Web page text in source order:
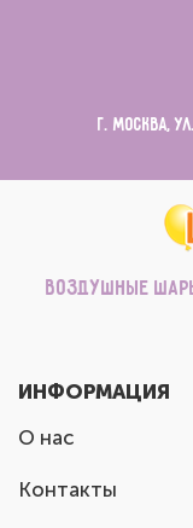
г. Москва,
Воздушные
ИНФОРМАЦИЯ
О нас
Контакты